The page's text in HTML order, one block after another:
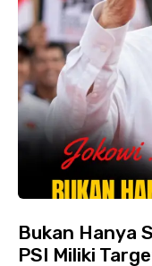
Bukan Hanya
PSI Miliki